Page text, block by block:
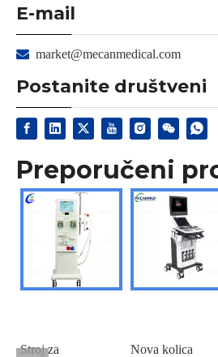
E-mail
 market@mecanmedical.com
Postanite društveni
Preporučeni
Stroj za
Nova kolica